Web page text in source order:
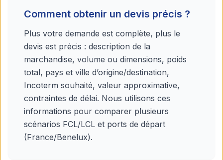
Comment obtenir un devis précis ?
Plus votre demande est complète, plus le
devis est précis : description de la
marchandise, volume ou dimensions, poids
total, pays et ville d’origine/destination,
Incoterm souhaité, valeur approximative,
contraintes de délai. Nous utilisons ces
informations pour comparer plusieurs
scénarios FCL/LCL et ports de départ
(France/Benelux).